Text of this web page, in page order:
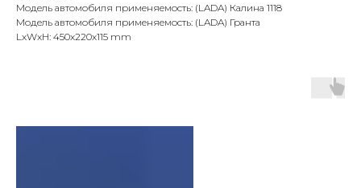
Модель автомобиля применяемость: (LADA) Калина 1118
Модель автомобиля применяемость: (LADA) Гранта
LxWxH: 450x220x115 mm